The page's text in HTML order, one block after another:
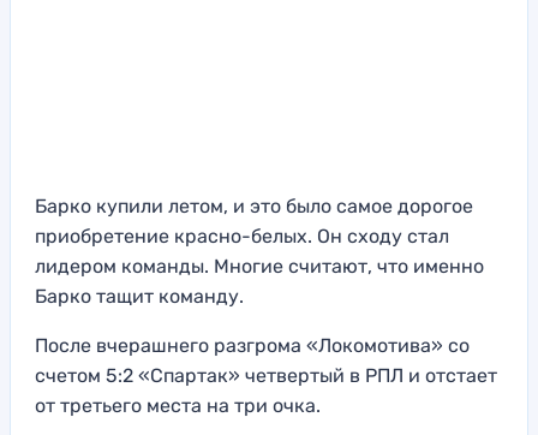
Барко купили летом, и это было самое дорогое
приобретение красно-белых. Он сходу стал
лидером команды. Многие считают, что именно
Барко тащит команду.
После вчерашнего разгрома «Локомотива» со
счетом 5:2 «Спартак» четвертый в РПЛ и отстает
от третьего места на три очка.